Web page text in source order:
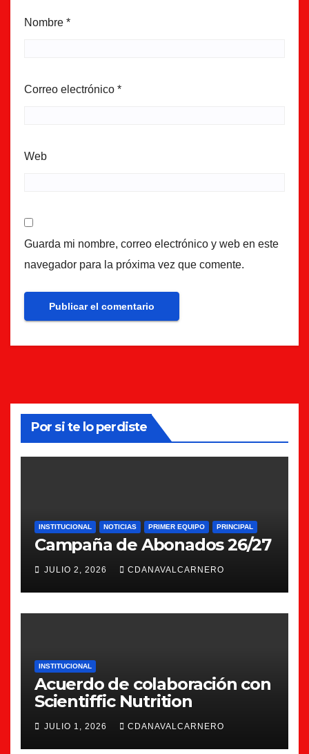
Nombre *
Correo electrónico *
Web
Guarda mi nombre, correo electrónico y web en este
navegador para la próxima vez que comente.
Por si te lo perdiste
INSTITUCIONAL NOTICIAS PRIMER EQUIPO PRINCIPAL
Campaña de Abonados 26/27
JULIO 2, 2026 CDANAVALCARNERO
INSTITUCIONAL
Acuerdo de colaboración con
Scientiffic Nutrition
JULIO 1, 2026 CDANAVALCARNERO